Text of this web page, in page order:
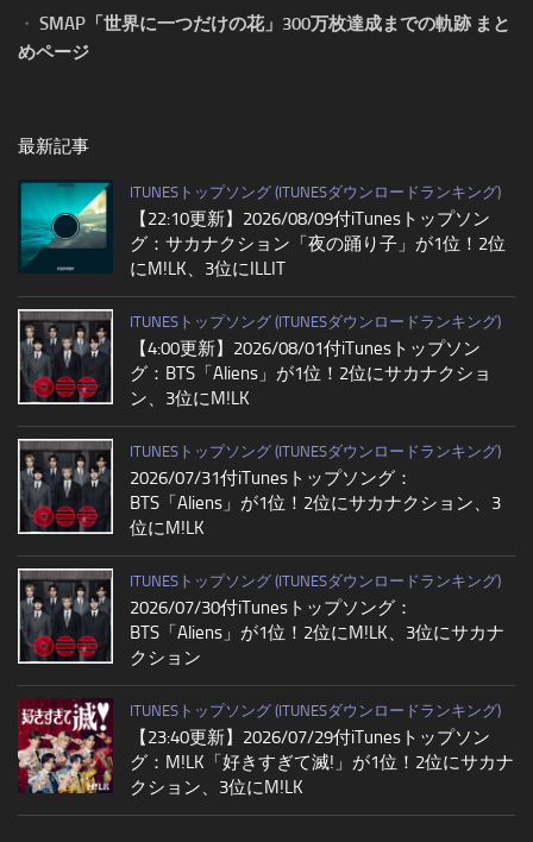
・ SMAP「世界に一つだけの花」300万枚達成までの軌跡 まと
めページ
最新記事
ITUNESトップソング (ITUNESダウンロードランキング)
【22:10更新】2026/08/09付iTunesトップソン
グ：サカナクション「夜の踊り子」が1位！2位
にM!LK、3位にILLIT
ITUNESトップソング (ITUNESダウンロードランキング)
【4:00更新】2026/08/01付iTunesトップソン
グ：BTS「Aliens」が1位！2位にサカナクショ
ン、3位にM!LK
ITUNESトップソング (ITUNESダウンロードランキング)
2026/07/31付iTunesトップソング：
BTS「Aliens」が1位！2位にサカナクション、3
位にM!LK
ITUNESトップソング (ITUNESダウンロードランキング)
2026/07/30付iTunesトップソング：
BTS「Aliens」が1位！2位にM!LK、3位にサカナ
クション
ITUNESトップソング (ITUNESダウンロードランキング)
【23:40更新】2026/07/29付iTunesトップソン
グ：M!LK「好きすぎて滅!」が1位！2位にサカナ
クション、3位にM!LK